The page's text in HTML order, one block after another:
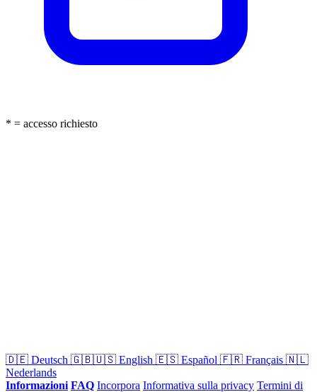
* = accesso richiesto
🇩🇪 Deutsch 🇬🇧🇺🇸 English 🇪🇸 Español 🇫🇷 Français 🇳🇱
Nederlands
Informazioni FAQ Incorpora Informativa sulla privacy Termini di